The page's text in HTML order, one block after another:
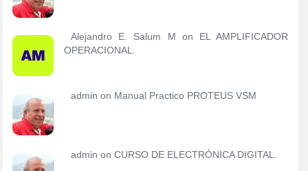
Alejandro E. Salum M on EL AMPLIFICADOR
OPERACIONAL.
admin on Manual Practico PROTEUS VSM
admin on CURSO DE ELECTRÓNICA DIGITAL.